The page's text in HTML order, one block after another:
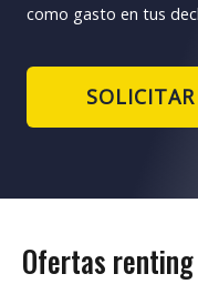
como gasto en tus
Ofertas